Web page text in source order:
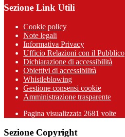
Sezione Link Utili
Cookie policy
Note legali
Informativa Privacy
Ufficio Relazioni con il Pubblico
Dichiarazione di accessibilità
Obiettivi di accessibilità
Whistleblowing
Gestione consensi cookie
Amministrazione trasparente
Pagina visualizzata 2681 volte
Sezione Copyright